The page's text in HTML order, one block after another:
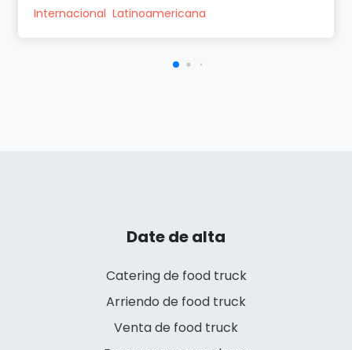
Internacional Latinoamericana
Date de alta
Catering de food truck
Arriendo de food truck
Venta de food truck